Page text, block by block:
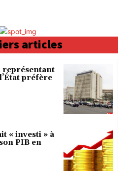
articles
représentant
préfère
« investi » à
PIB en